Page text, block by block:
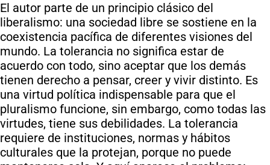
El autor parte de un principio clásico del
liberalismo: una sociedad libre se sostiene en la
coexistencia pacífica de diferentes visiones del
mundo. La tolerancia no significa estar de
acuerdo con todo, sino aceptar que los demás
tienen derecho a pensar, creer y vivir distinto. Es
una virtud política indispensable para que el
pluralismo funcione, sin embargo, como todas las
virtudes, tiene sus debilidades. La tolerancia
requiere de instituciones, normas y hábitos
culturales que la protejan, porque no puede